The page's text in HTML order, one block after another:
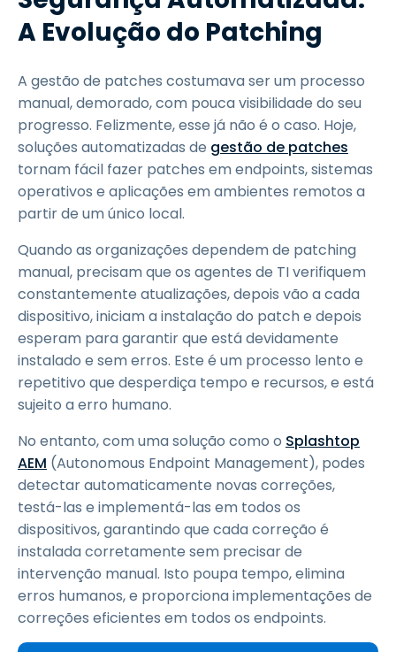
A Evolução do Patching
A gestão de patches costumava ser um processo
manual, demorado, com pouca visibilidade do seu
progresso. Felizmente, esse já não é o caso. Hoje,
soluções automatizadas de gestão de patches
tornam fácil fazer patches em endpoints, sistemas
operativos e aplicações em ambientes remotos a
partir de um único local.
Quando as organizações dependem de patching
manual, precisam que os agentes de TI verifiquem
constantemente atualizações, depois vão a cada
dispositivo, iniciam a instalação do patch e depois
esperam para garantir que está devidamente
instalado e sem erros. Este é um processo lento e
repetitivo que desperdiça tempo e recursos, e está
sujeito a erro humano.
No entanto, com uma solução como o Splashtop
AEM (Autonomous Endpoint Management), podes
detectar automaticamente novas correções,
testá-las e implementá-las em todos os
dispositivos, garantindo que cada correção é
instalada corretamente sem precisar de
intervenção manual. Isto poupa tempo, elimina
erros humanos, e proporciona implementações de
correções eficientes em todos os endpoints.